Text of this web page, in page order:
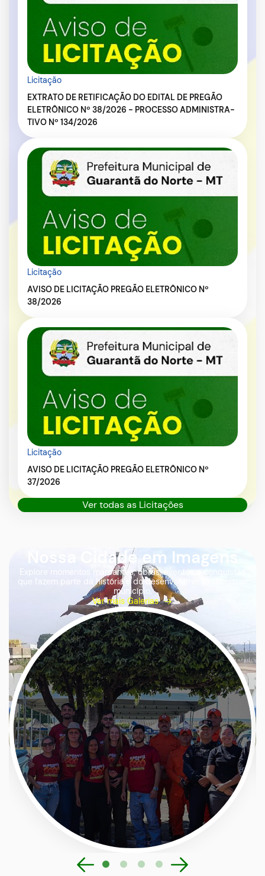
Licitação
EXTRATO DE RETIFICAÇÃO DO EDITAL DE PREGÃO
ELETRÔNICO Nº 38/2026 - PROCESSO ADMINISTRA-
TIVO Nº 134/2026
Licitação
AVISO DE LICITAÇÃO PREGÃO ELETRÔNICO Nº
38/2026
Licitação
AVISO DE LICITAÇÃO PREGÃO ELETRÔNICO Nº
37/2026
Ver todas as Licitações
Seção Galeria de Fotos
Nossa Cidade em Imagens
Explore momentos marcantes, obras, eventos e conquistas
que fazem parte da história e do desenvolvimento do nosso
município.
Ver mais Galerias
Pit Stop Guarantã sem fogo